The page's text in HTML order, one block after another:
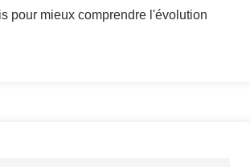
pour mieux comprendre l'évolution